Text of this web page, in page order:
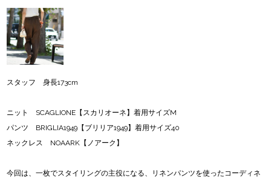
スタッフ 身長173cm
ニット SCAGLIONE【スカリオーネ】着用サイズM
パンツ BRIGLIA1949【ブリリア1949】着用サイズ40
ネックレス NOAARK【ノアーク】
今回は、一枚でスタイリングの主役になる、リネンパンツを使ったコーディネ